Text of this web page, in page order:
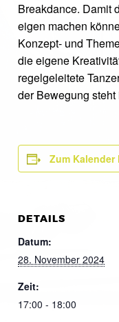
Breakdance. Damit
eigen machen
Konzept- und
die eigene
regelgeleitete
der Bewegung
Zum
DETAILS
Datum:
28. November 2024
Zeit:
17:00 - 18:00